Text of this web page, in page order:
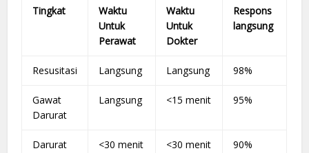
Tingkat
Waktu
Untuk
Perawat
Waktu
Untuk
Dokter
Respons
langsung
Resusitasi Langsung Langsung 98%
Gawat
Darurat
Langsung <15 menit 95%
Darurat <30 menit <30 menit 90%